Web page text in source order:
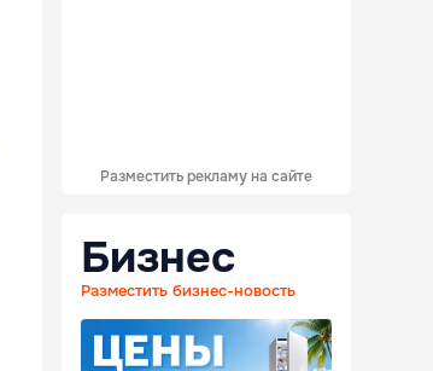
Разместить рекламу на сайте
Бизнес
Разместить бизнес-новость